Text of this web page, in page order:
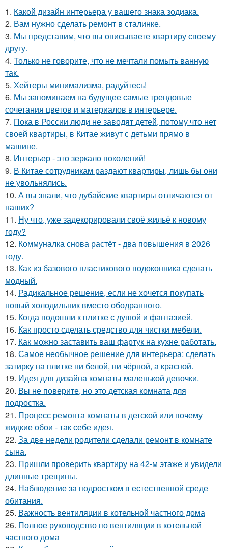
1. Какой дизайн интерьера у вашего знака зодиака.
2. Вам нужно сделать ремонт в сталинке.
3. Мы представим, что вы описываете квартиру своему
другу.
4. Только не говорите, что не мечтали помыть ванную
так.
5. Хейтеры минимализма, радуйтесь!
6. Мы запоминаем на будущее самые трендовые
сочетания цветов и материалов в интерьере.
7. Пока в России люди не заводят детей, потому что нет
своей квартиры, в Китае живут с детьми прямо в
машине.
8. Интерьер - это зеркало поколений!
9. В Китае сотрудникам раздают квартиры, лишь бы они
не увольнялись.
10. А вы знали, что дубайские квартиры отличаются от
наших?
11. Ну что, уже задекорировали своё жильё к новому
году?
12. Коммуналка снова растёт - два повышения в 2026
году.
13. Как из базового пластикового подоконника сделать
модный.
14. Радикальное решение, если не хочется покупать
новый холодильник вместо ободранного.
15. Когда подошли к плитке с душой и фантазией.
16. Как просто сделать средство для чистки мебели.
17. Как можно заставить ваш фартук на кухне работать.
18. Самое необычное решение для интерьера: сделать
затирку на плитке ни белой, ни чёрной, а красной.
19. Идея для дизайна комнаты маленькой девочки.
20. Вы не поверите, но это детская комната для
подростка.
21. Процесс ремонта комнаты в детской или почему
жидкие обои - так себе идея.
22. За две недели родители сделали ремонт в комнате
сына.
23. Пришли проверить квартиру на 42-м этаже и увидели
длинные трещины.
24. Наблюдение за подростком в естественной среде
обитания.
25. Важность вентиляции в котельной частного дома
26. Полное руководство по вентиляции в котельной
частного дома